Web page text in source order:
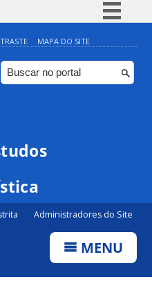
Simplifique!
Comunica BR
Participe
MAPA DO SITE
Administradores do Site
MENU